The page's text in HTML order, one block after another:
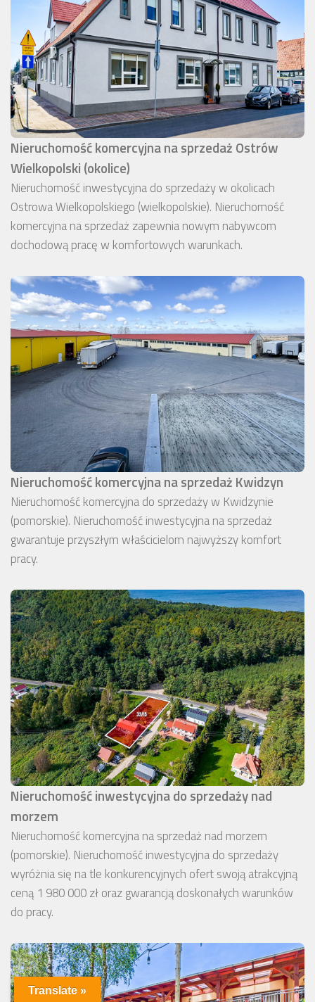
Nieruchomość komercyjna na sprzedaż Ostrów
Wielkopolski (okolice)
Nieruchomość inwestycyjna do sprzedaży w okolicach
Ostrowa Wielkopolskiego (wielkopolskie). Nieruchomość
komercyjna na sprzedaż zapewnia nowym nabywcom
dochodową pracę w komfortowych warunkach.
Nieruchomość komercyjna na sprzedaż Kwidzyn
Nieruchomość komercyjna do sprzedaży w Kwidzynie
(pomorskie). Nieruchomość inwestycyjna na sprzedaż
gwarantuje przyszłym właścicielom najwyższy komfort
pracy.
Nieruchomość inwestycyjna do sprzedaży nad
morzem
Nieruchomość komercyjna na sprzedaż nad morzem
(pomorskie). Nieruchomość inwestycyjna do sprzedaży
wyróżnia się na tle konkurencyjnych ofert swoją atrakcyjną
ceną 1 980 000 zł oraz gwarancją doskonałych warunków
do pracy.
Translate »